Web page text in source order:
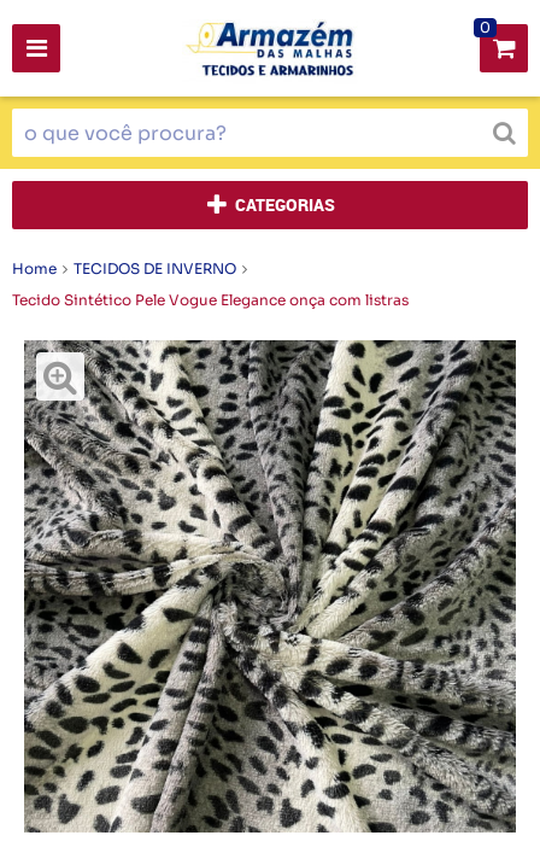
0
CATEGORIAS
Home
TECIDOS DE INVERNO
Tecido Sintético Pele Vogue Elegance onça com listras